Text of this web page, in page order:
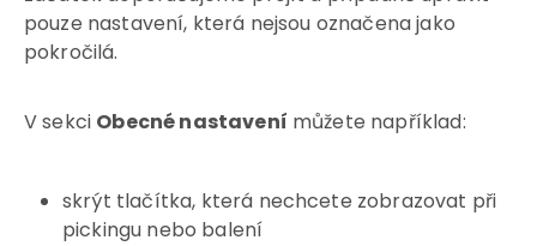
pouze nastavení, která nejsou označena jako
pokročilá.
V sekci Obecné nastavení můžete například:
skrýt tlačítka, která nechcete zobrazovat při
pickingu nebo balení